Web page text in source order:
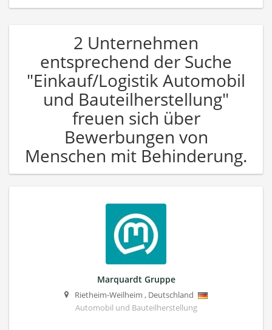
2 Unternehmen
entsprechend der Suche
"Einkauf/Logistik Automobil
und Bauteilherstellung"
freuen sich über
Bewerbungen von
Menschen mit Behinderung.
Marquardt Gruppe
Rietheim-Weilheim , Deutschland
Automobil und Bauteilherstellung